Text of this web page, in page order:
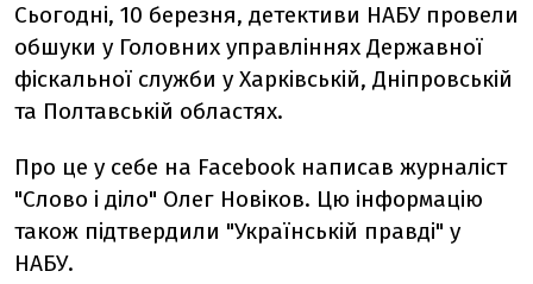
Сьогодні, 10 березня, детективи НАБУ провели
обшуки у Головних управліннях Державної
фіскальної служби у Харківській, Дніпровській
та Полтавській областях.
Про це у себе на Facebook написав журналіст
"Слово і діло" Олег Новіков. Цю інформацію
також підтвердили "Українській правді" у
НАБУ.